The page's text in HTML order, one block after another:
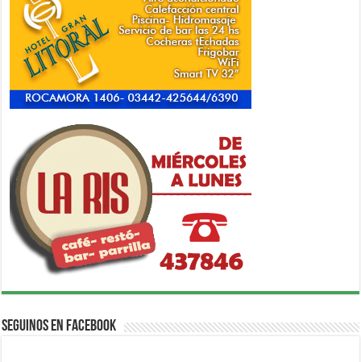
Seguinos en Facebook